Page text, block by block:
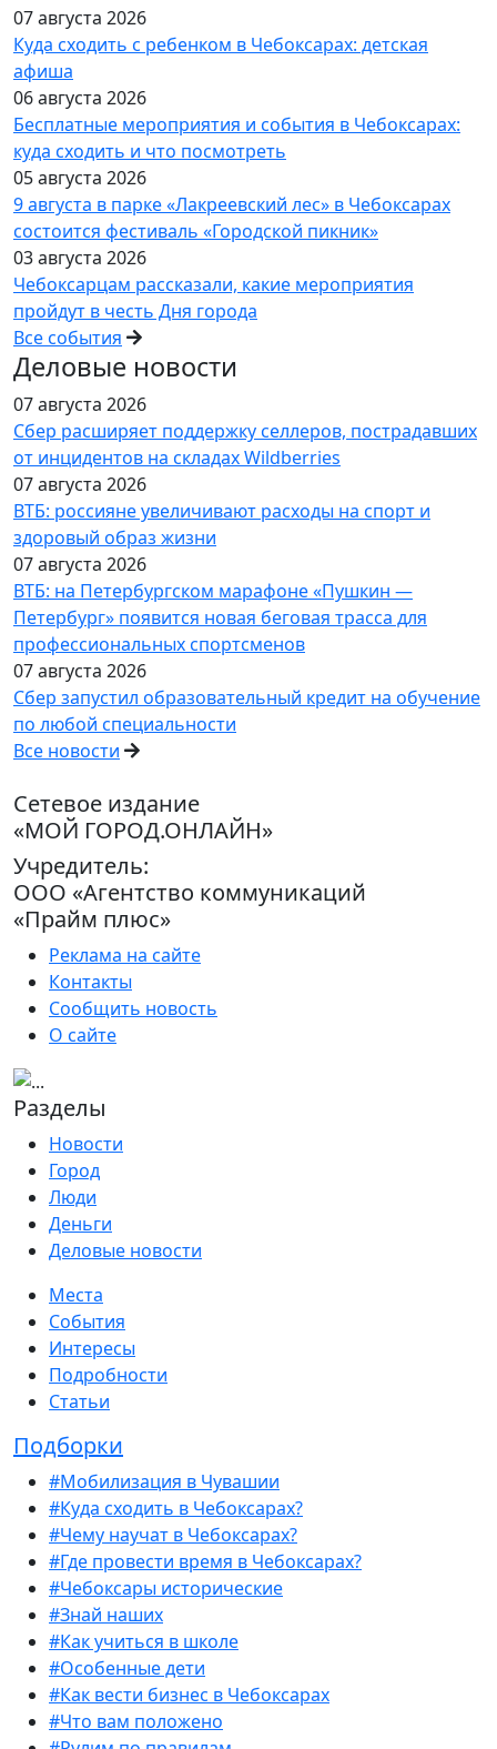
07 августа 2026
Куда сходить с ребенком в Чебоксарах: детская
афиша
06 августа 2026
Бесплатные мероприятия и события в Чебоксарах:
куда сходить и что посмотреть
05 августа 2026
9 августа в парке «Лакреевский лес» в Чебоксарах
состоится фестиваль «Городской пикник»
03 августа 2026
Чебоксарцам рассказали, какие мероприятия
пройдут в честь Дня города
Все события
Деловые новости
07 августа 2026
Сбер расширяет поддержку селлеров, пострадавших
от инцидентов на складах Wildberries
07 августа 2026
ВТБ: россияне увеличивают расходы на спорт и
здоровый образ жизни
07 августа 2026
ВТБ: на Петербургском марафоне «Пушкин —
Петербург» появится новая беговая трасса для
профессиональных спортсменов
07 августа 2026
Сбер запустил образовательный кредит на обучение
по любой специальности
Все новости
Сетевое издание
«МОЙ ГОРОД.ОНЛАЙН»
Учредитель:
ООО «Агентство коммуникаций
«Прайм плюс»
Реклама на сайте
Контакты
Сообщить новость
О сайте
Разделы
Новости
Город
Люди
Деньги
Деловые новости
Места
События
Интересы
Подробности
Статьи
Подборки
#Мобилизация в Чувашии
#Куда сходить в Чебоксарах?
#Чему научат в Чебоксарах?
#Где провести время в Чебоксарах?
#Чебоксары исторические
#Знай наших
#Как учиться в школе
#Особенные дети
#Как вести бизнес в Чебоксарах
#Что вам положено